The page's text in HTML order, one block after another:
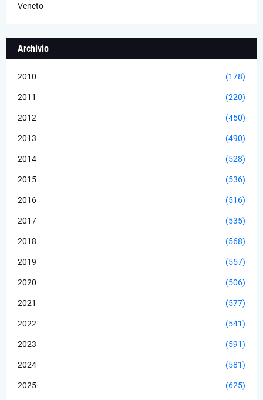
Veneto
Archivio
2010 (178)
2011 (220)
2012 (450)
2013 (490)
2014 (528)
2015 (536)
2016 (516)
2017 (535)
2018 (568)
2019 (557)
2020 (506)
2021 (577)
2022 (541)
2023 (591)
2024 (581)
2025 (625)